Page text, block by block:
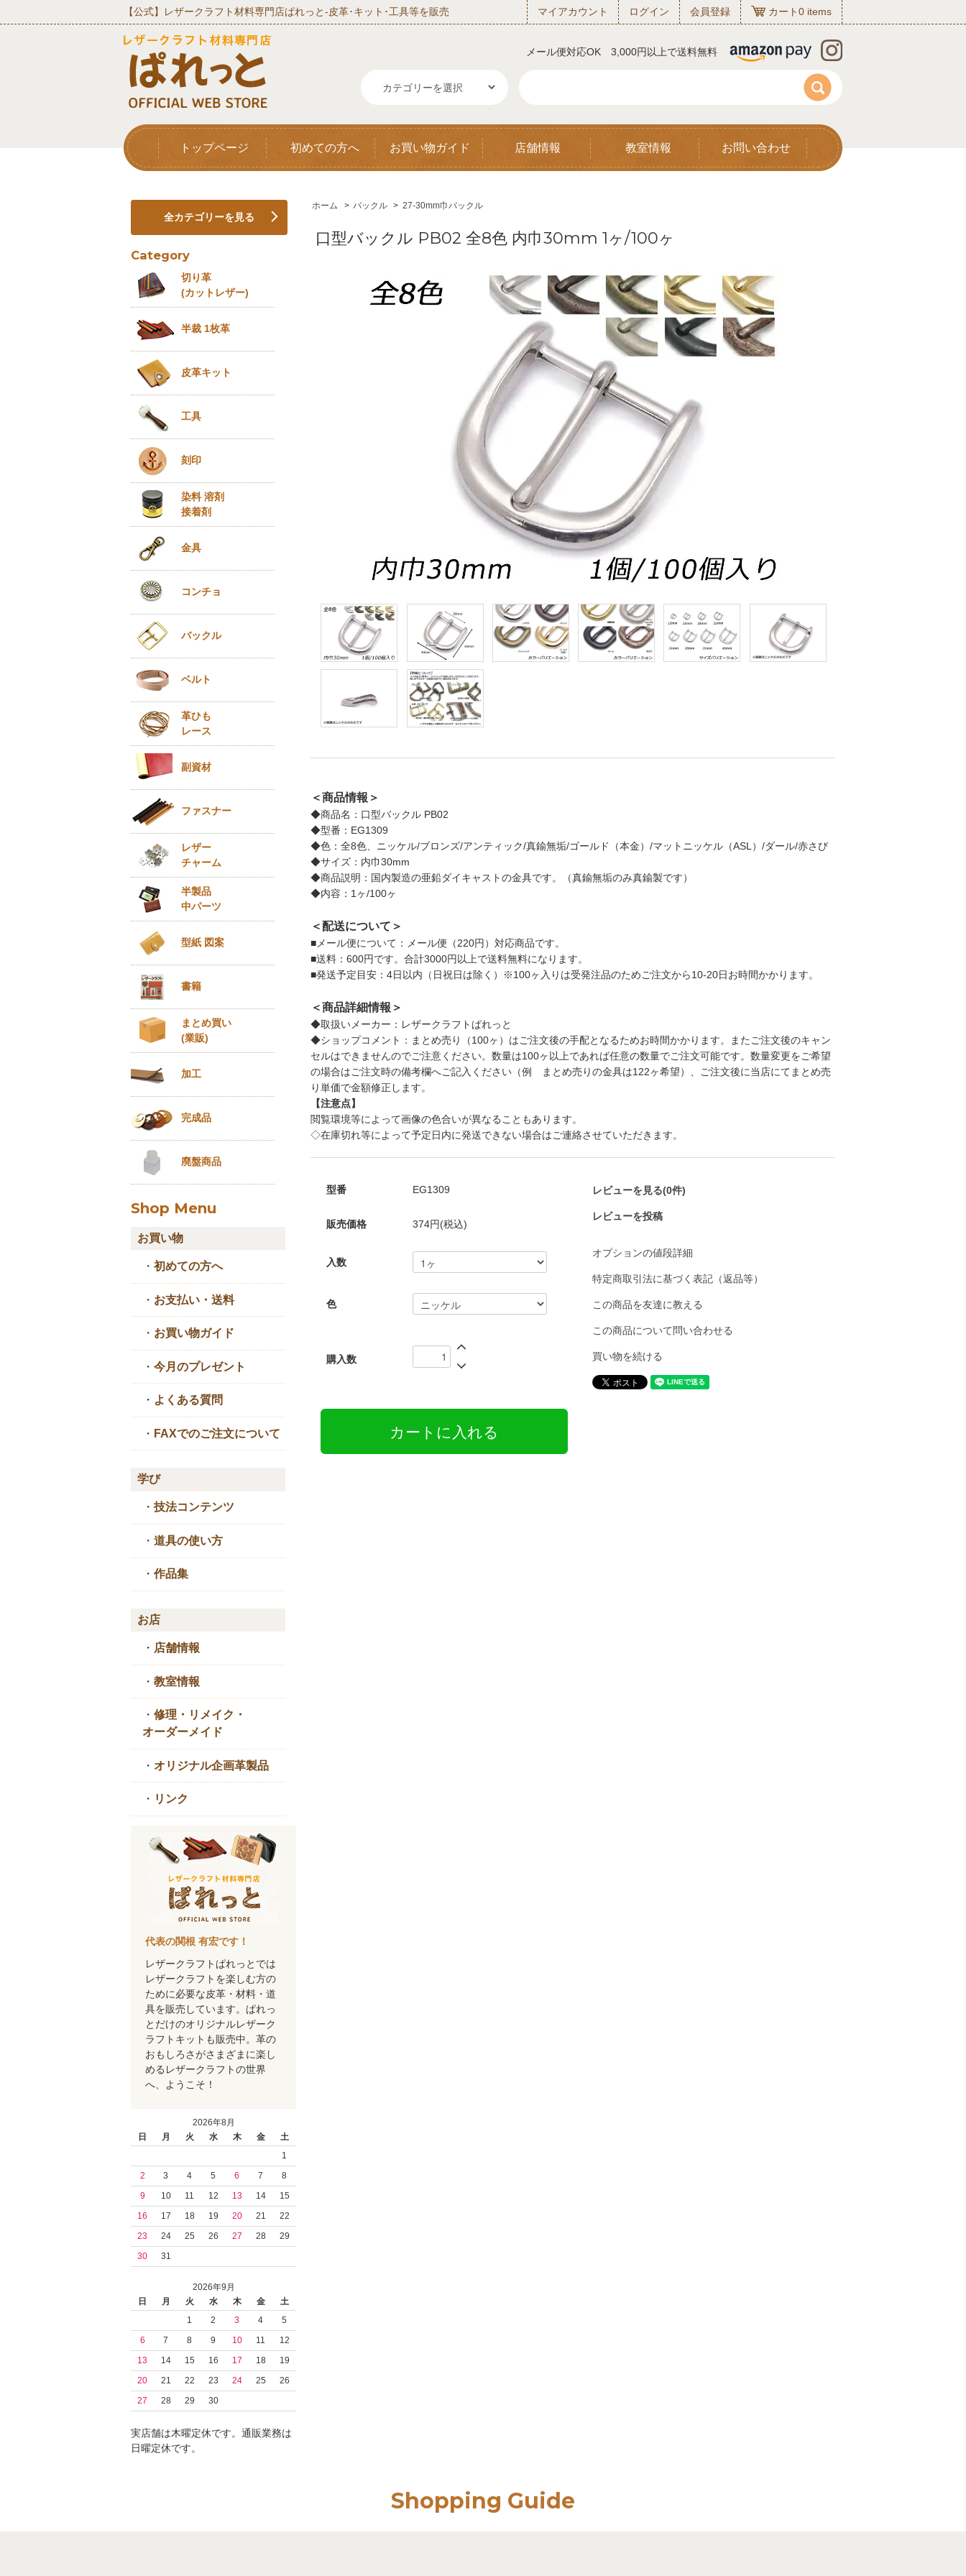
【公式】レザークラフト材料専門店ぱれっと‐皮革･キット･工具等を販売 マイアカウント ログイン 会員登録 カート0 items
メール便対応OK 3,000円以上で送料無料
トップページ 初めての方へ お買い物ガイド 店舗情報 教室情報 お問い合わせ
ホーム > バックル > 27-30mm巾バックル
口型バックル PB02 全8色 内巾30mm 1ヶ/100ヶ
＜商品情報＞
◆商品名：口型バックル PB02
◆型番：EG1309
◆色：全8色、ニッケル/ブロンズ/アンティック/真鍮無垢/ゴールド（本金）/マットニッケル（ASL）/ダール/赤さび
◆サイズ：内巾30mm
◆商品説明：国内製造の亜鉛ダイキャストの金具です。（真鍮無垢のみ真鍮製です）
◆内容：1ヶ/100ヶ
＜配送について＞
■メール便について：メール便（220円）対応商品です。
■送料：600円です。合計3000円以上で送料無料になります。
■発送予定目安：4日以内（日祝日は除く）※100ヶ入りは受発注品のためご注文から10-20日お時間かかります。
＜商品詳細情報＞
◆取扱いメーカー：レザークラフトぱれっと
◆ショップコメント：まとめ売り（100ヶ）はご注文後の手配となるためお時間かかります。またご注文後のキャン
セルはできませんのでご注意ください。数量は100ヶ以上であれば任意の数量でご注文可能です。数量変更をご希望
の場合はご注文時の備考欄へご記入ください（例 まとめ売りの金具は122ヶ希望）、ご注文後に当店にてまとめ売
り単価で金額修正します。
【注意点】
閲覧環境等によって画像の色合いが異なることもあります。
◇在庫切れ等によって予定日内に発送できない場合はご連絡させていただきます。
型番 EG1309
販売価格 374円(税込)
入数
色
購入数
レビューを見る(0件)
レビューを投稿
オプションの値段詳細
特定商取引法に基づく表記（返品等）
この商品を友達に教える
この商品について問い合わせる
買い物を続ける
全カテゴリーを見る
Category
切り革
(カットレザー)
半裁 1枚革
皮革キット
工具
刻印
染料 溶剤
接着剤
金具
コンチョ
バックル
ベルト
革ひも
レース
副資材
ファスナー
レザー
チャーム
半製品
中パーツ
型紙 図案
書籍
まとめ買い
(業販)
加工
完成品
廃盤商品
Shop Menu
お買い物
・ 初めての方へ
・ お支払い・送料
・ お買い物ガイド
・ 今月のプレゼント
・ よくある質問
・ FAXでのご注文について
学び
・ 技法コンテンツ
・ 道具の使い方
・ 作品集
お店
・ 店舗情報
・ 教室情報
・ 修理・リメイク・
オーダーメイド
・ オリジナル企画革製品
・ リンク
代表の関根 有宏です！
レザークラフトぱれっとでは
レザークラフトを楽しむ方の
ために必要な皮革・材料・道
具を販売しています。ぱれっ
とだけのオリジナルレザーク
ラフトキットも販売中。革の
おもしろさがさまざまに楽し
めるレザークラフトの世界
へ、ようこそ！
2026年8月
日
月 火 水 木 金
土
1
2
3 4 5 6 7
8
9
10 11 12 13 14
15
16
17 18 19 20 21
22
23
24 25 26 27 28
29
30
31
2026年9月
日
月 火 水 木 金
土
1
2 3 4
5
6
7 8 9 10 11
12
13
14 15 16 17 18
19
20
21 22 23 24 25
26
27
28 29 30
実店舗は木曜定休です。通販業務は
日曜定休です。
Shopping Guide